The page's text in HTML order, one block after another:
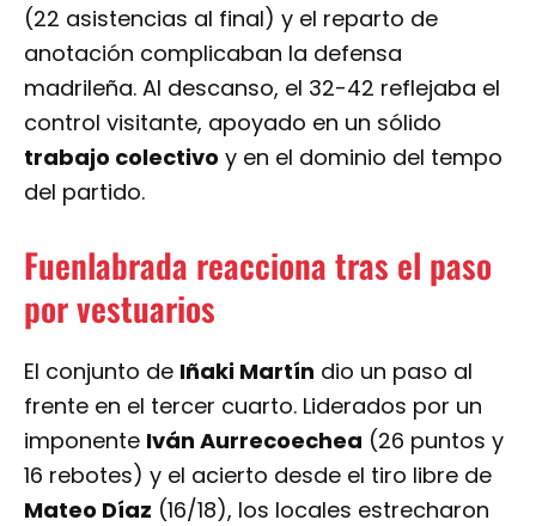
(22 asistencias al final) y el reparto de
anotación complicaban la defensa
madrileña. Al descanso, el 32-42 reflejaba el
control visitante, apoyado en un sólido
trabajo colectivo y en el dominio del tempo
del partido.
Fuenlabrada reacciona tras el paso
por vestuarios
El conjunto de Iñaki Martín dio un paso al
frente en el tercer cuarto. Liderados por un
imponente Iván Aurrecoechea (26 puntos y
16 rebotes) y el acierto desde el tiro libre de
Mateo Díaz (16/18), los locales estrecharon